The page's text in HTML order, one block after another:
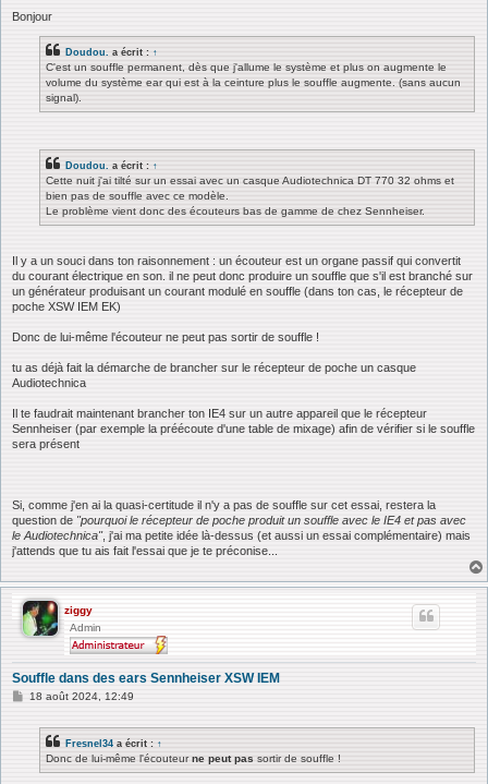
s
Bonjour
Doudou. a écrit : ↑
C'est un souffle permanent, dès que j'allume le système et plus on augmente le
volume du système ear qui est à la ceinture plus le souffle augmente. (sans aucun
signal).
Doudou. a écrit : ↑
Cette nuit j'ai tilté sur un essai avec un casque Audiotechnica DT 770 32 ohms et
bien pas de souffle avec ce modèle.
Le problème vient donc des écouteurs bas de gamme de chez Sennheiser.
Il y a un souci dans ton raisonnement : un écouteur est un organe passif qui convertit
du courant électrique en son. il ne peut donc produire un souffle que s'il est branché sur
un générateur produisant un courant modulé en souffle (dans ton cas, le récepteur de
poche XSW IEM EK)
Donc de lui-même l'écouteur ne peut pas sortir de souffle !
tu as déjà fait la démarche de brancher sur le récepteur de poche un casque
Audiotechnica
Il te faudrait maintenant brancher ton IE4 sur un autre appareil que le récepteur
Sennheiser (par exemple la préécoute d'une table de mixage) afin de vérifier si le souffle
sera présent
Si, comme j'en ai la quasi-certitude il n'y a pas de souffle sur cet essai, restera la
question de "pourquoi le récepteur de poche produit un souffle avec le IE4 et pas avec
le Audiotechnica", j'ai ma petite idée là-dessus (et aussi un essai complémentaire) mais
j'attends que tu ais fait l'essai que je te préconise...
ziggy
Admin
Souffle dans des ears Sennheiser XSW IEM
M
18 août 2024, 12:49
Fresnel34 a écrit : ↑
Donc de lui-même l'écouteurne peut pas sortir de souffle !